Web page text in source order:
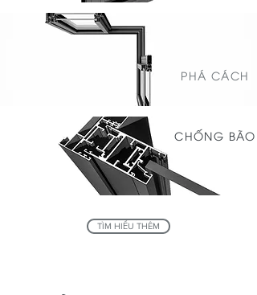
PHÁ CÁCH
CHỐNG BÃO
TÌM HIỂU THÊM